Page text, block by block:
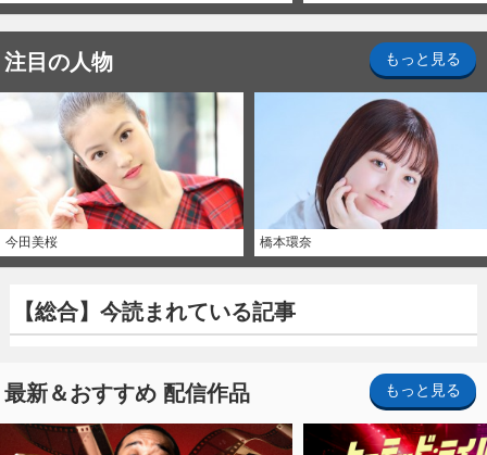
注目の人物 もっと見る
今田美桜 橋本環奈
【総合】今読まれている記事
最新＆おすすめ 配信作品 もっと見る